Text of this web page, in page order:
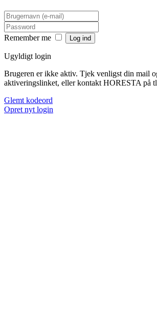
Remember me
Ugyldigt login
Brugeren er ikke aktiv. Tjek venligst din mail
aktiveringslinket, eller kontakt HORESTA på
Glemt kodeord
Opret nyt login